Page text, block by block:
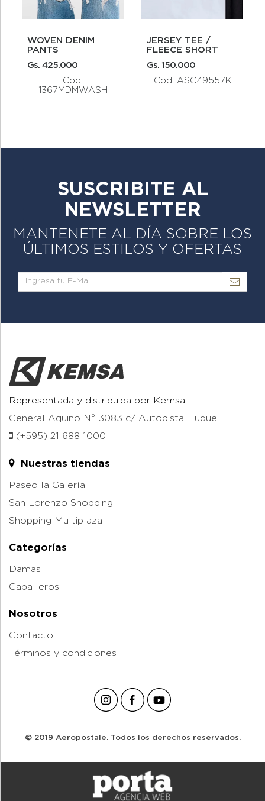
WOVEN DENIM
PANTS
Gs. 425.000
Cod.
1367MDMWASH
JERSEY TEE /
FLEECE SHORT
Gs. 150.000
Cod. ASC49557K
SUSCRIBITE AL
NEWSLETTER
MANTENETE AL DÍA SOBRE LOS
ÚLTIMOS ESTILOS Y OFERTAS
Representada y distribuida por Kemsa.
General Aquino Nº 3083 c/ Autopista, Luque.
(+595) 21 688 1000
Nuestras tiendas
Paseo la Galería
San Lorenzo Shopping
Shopping Multiplaza
Categorías
Damas
Caballeros
Nosotros
Contacto
Términos y condiciones
© 2019 Aeropostale. Todos los derechos reservados.